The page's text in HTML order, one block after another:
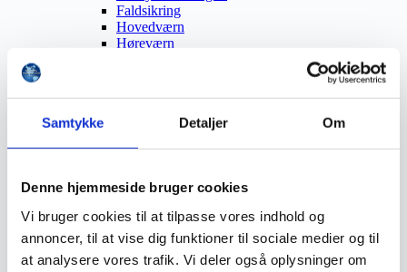
Samtykke Detaljer Om
Denne hjemmeside bruger cookies
Vi bruger cookies til at tilpasse vores indhold og
annoncer, til at vise dig funktioner til sociale medier og til
at analysere vores trafik. Vi deler også oplysninger om
Faldsikring
Hovedværn
Høreværn
Brandmateriel
Førstehjælp
Hygiejne
Kemi håndtering
Plejeprodukter